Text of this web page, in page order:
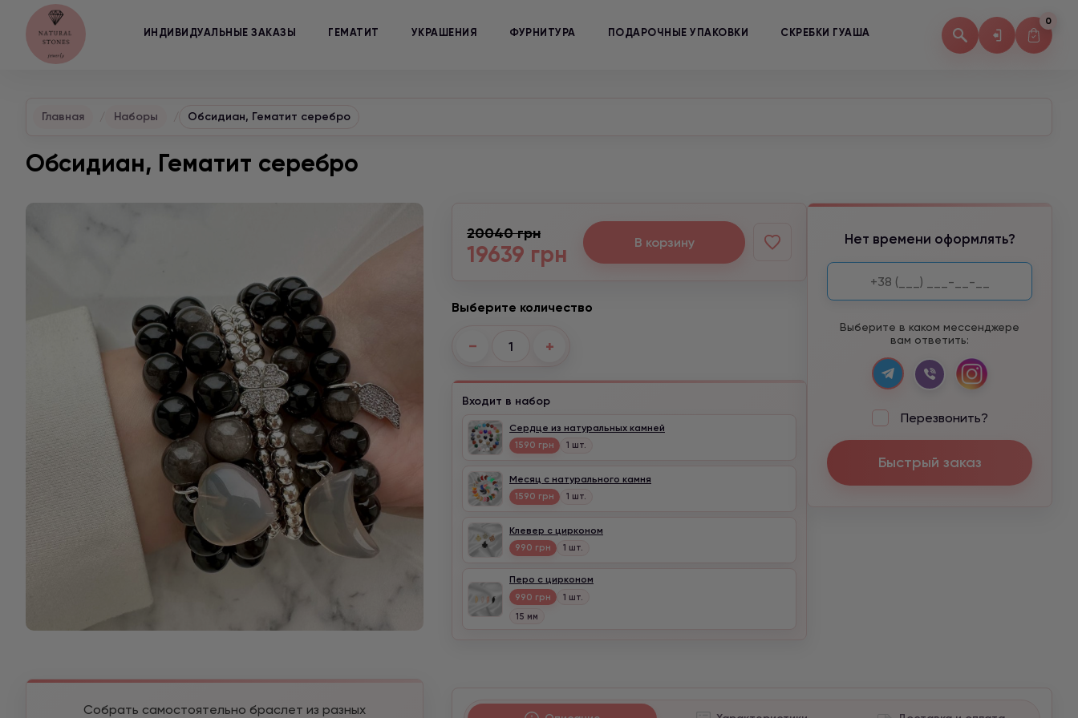
ИНДИВИДУАЛЬНЫЕ ЗАКАЗЫ ГЕМАТИТ УКРАШЕНИЯ ФУРНИТУРА ПОДАРОЧНЫЕ УПАКОВКИ СКРЕБКИ ГУАША
0
Главная Наборы Обсидиан, Гематит серебро
Обсидиан, Гематит серебро
Собрать самостоятельно браслет из разных
20040 грн
19639 грн В корзину
Выберите количество
− +
Входит в набор
Сердце из натуральных камней
1590 грн 1 шт.
Месяц с натурального камня
1590 грн 1 шт.
Клевер с цирконом
990 грн 1 шт.
Перо с цирконом
990 грн
1 шт.
15 мм
Нет времени оформлять?
Выберите в каком мессенджере
вам ответить:
Перезвонить?
Быстрый заказ